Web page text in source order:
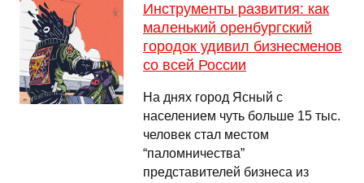
Инструменты развития: как
маленький оренбургский
городок удивил бизнесменов
со всей России
На днях город Ясный с
населением чуть больше 15 тыс.
человек стал местом
“паломничества”
представителей бизнеса из